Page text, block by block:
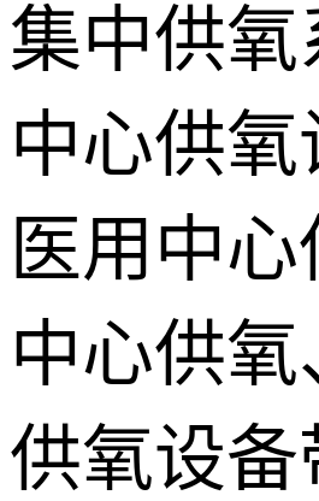
集中供氧
中心供氧
医用中心
中心供氧
供氧设备